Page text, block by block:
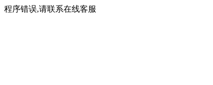
程序错误,请联系在线客服